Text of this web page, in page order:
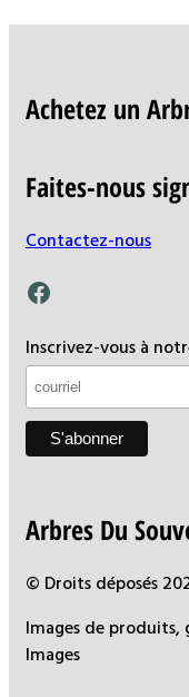
Achetez un
Faites-nous
Contactez-nous
Facebook
Inscrivez-vous à
Arbres Du
© Droits déposés
Images de produits,
Images